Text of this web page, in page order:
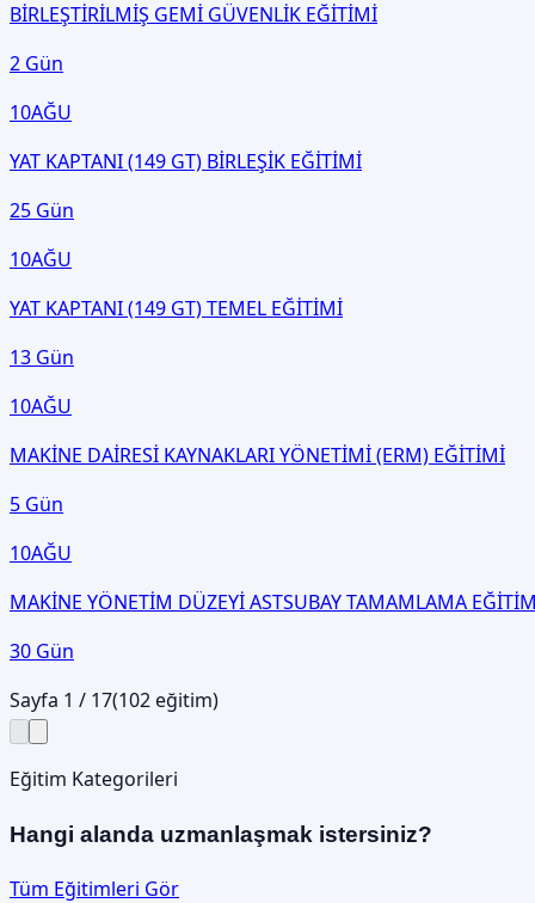
BİRLEŞTİRİLMİŞ GEMİ GÜVENLİK EĞİTİMİ
2 Gün
10AĞU
YAT KAPTANI (149 GT) BİRLEŞİK EĞİTİMİ
25 Gün
10AĞU
YAT KAPTANI (149 GT) TEMEL EĞİTİMİ
13 Gün
10AĞU
MAKİNE DAİRESİ KAYNAKLARI YÖNETİMİ (ERM) EĞİTİMİ
5 Gün
10AĞU
MAKİNE YÖNETİM DÜZEYİ ASTSUBAY TAMAMLAMA
30 Gün
Sayfa 1 / 17(102eğitim)
Eğitim Kategorileri
Hangi alanda uzmanlaşmak istersiniz?
Tüm Eğitimleri Gör